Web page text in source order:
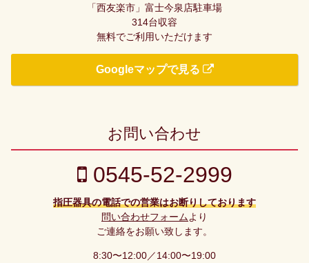
「西友楽市」富士今泉店駐車場
314台収容
無料でご利用いただけます
Googleマップで見る
お問い合わせ
0545-52-2999
指圧器具の電話での営業はお断りしております
問い合わせフォームより
ご連絡をお願い致します。
8:30〜12:00／14:00〜19:00